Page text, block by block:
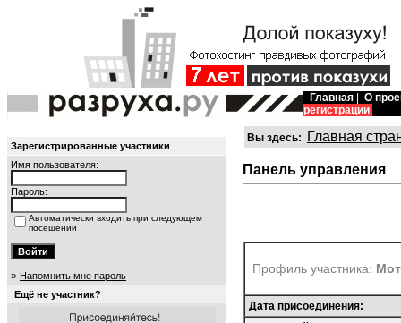
Главная
О
регистрации
Зарегистрированные участники
Имя пользователя:
Пароль:
Автоматически входить при следующем
посещении
» Напомнить мне пароль
Ещё не участник?
Вы здесь: Главная
Панель управления
Профиль участника:
Дата присоединения: